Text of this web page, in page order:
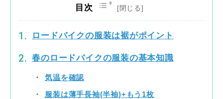
目次
ロードバイクの服装は裾がポイント
春のロードバイクの服装の基本知識
気温を確認
服装は薄手長袖(半袖)+もう1枚